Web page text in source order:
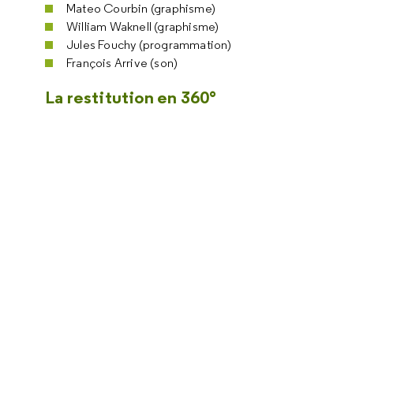
Mateo Courbin (graphisme)
William Waknell (graphisme)
Jules Fouchy (programmation)
François Arrive (son)
La restitution en 360°